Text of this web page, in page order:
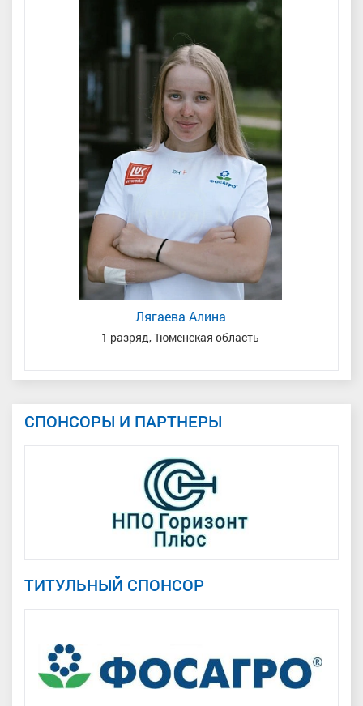
Лягаева Алина
1 разряд, Тюменская область
СПОНСОРЫ И ПАРТНЕРЫ
ТИТУЛЬНЫЙ СПОНСОР